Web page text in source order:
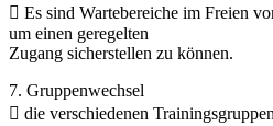
 Es sind Wartebereiche im Freien
um einen geregelten
Zugang sicherstellen zu können.
7. Gruppenwechsel
 die verschiedenen